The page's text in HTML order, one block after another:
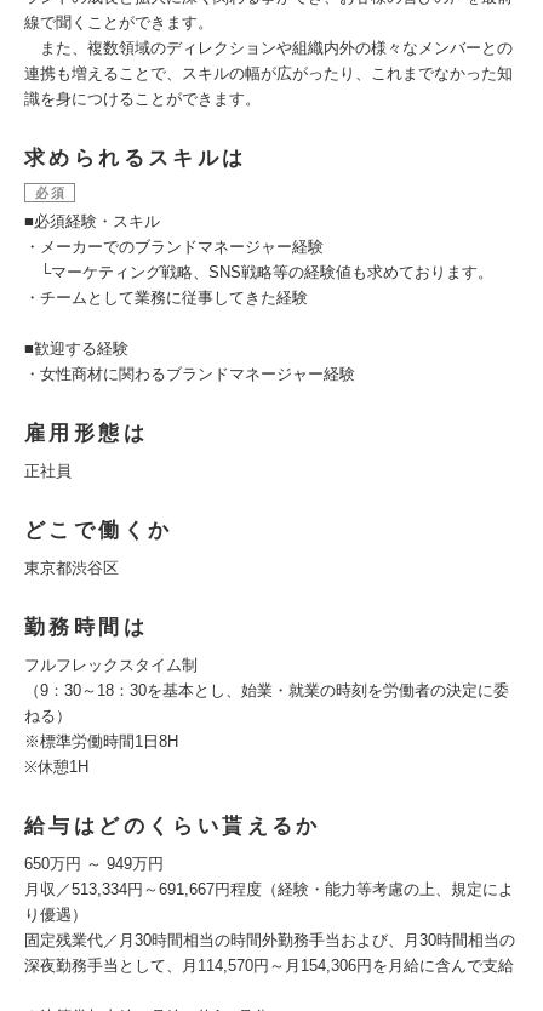
線で聞くことができます。
また、複数領域のディレクションや組織内外の様々なメンバーとの
連携も増えることで、スキルの幅が広がったり、これまでなかった知
識を身につけることができます。
求められるスキルは
必須
■必須経験・スキル
・メーカーでのブランドマネージャー経験
└マーケティング戦略、SNS戦略等の経験値も求めております。
・チームとして業務に従事してきた経験
■歓迎する経験
・女性商材に関わるブランドマネージャー経験
雇用形態は
正社員
どこで働くか
東京都渋谷区
勤務時間は
フルフレックスタイム制
（9：30～18：30を基本とし、始業・就業の時刻を労働者の決定に委
ねる）
※標準労働時間1日8H
※休憩1H
給与はどのくらい貰えるか
650万円 ～ 949万円
月収／513,334円～691,667円程度（経験・能力等考慮の上、規定によ
り優遇）
固定残業代／月30時間相当の時間外勤務手当および、月30時間相当の
深夜勤務手当として、月114,570円～月154,306円を月給に含んで支給